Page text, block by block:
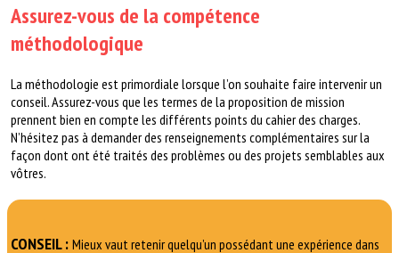
Assurez-vous de la compétence
méthodologique
La méthodologie est primordiale lorsque l’on souhaite faire intervenir un
conseil.Assurez-vous que les termes de la proposition de mission
prennent bien en compte les différents points du cahier des charges.
N’hésitez pas à demander des renseignements complémentaires sur la
façon dont ont été traités des problèmes ou des projets semblables aux
vôtres.
CONSEIL : Mieux vaut retenir quelqu’un possédant une expérience dans